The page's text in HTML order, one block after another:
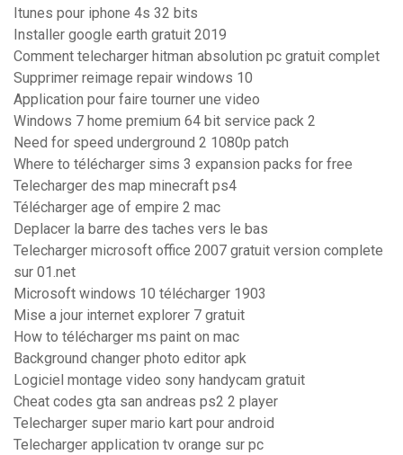
Itunes pour iphone 4s 32 bits
Installer google earth gratuit 2019
Comment telecharger hitman absolution pc gratuit complet
Supprimer reimage repair windows 10
Application pour faire tourner une video
Windows 7 home premium 64 bit service pack 2
Need for speed underground 2 1080p patch
Where to télécharger sims 3 expansion packs for free
Telecharger des map minecraft ps4
Télécharger age of empire 2 mac
Deplacer la barre des taches vers le bas
Telecharger microsoft office 2007 gratuit version complete
sur 01.net
Microsoft windows 10 télécharger 1903
Mise a jour internet explorer 7 gratuit
How to télécharger ms paint on mac
Background changer photo editor apk
Logiciel montage video sony handycam gratuit
Cheat codes gta san andreas ps2 2 player
Telecharger super mario kart pour android
Telecharger application tv orange sur pc